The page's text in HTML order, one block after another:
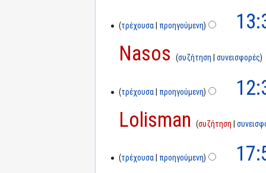
τρέχουσα προηγούμενη
Nasos
συζήτηση συνεισφορές
τρέχουσα προηγούμενη
Lolisman
συζήτηση
τρέχουσα προηγούμενη